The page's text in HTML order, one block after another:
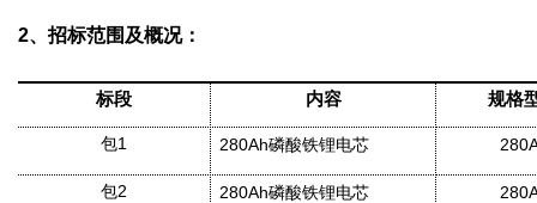
2、招标范围及概况：
标段 内容 规格
包1 280Ah磷酸铁锂电芯
包2 280Ah磷酸铁锂电芯